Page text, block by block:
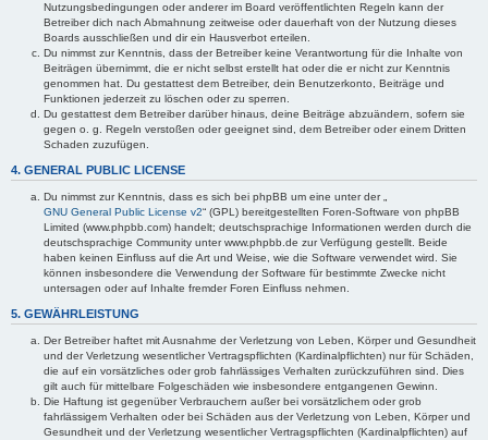
Nutzungsbedingungen oder anderer im Board veröffentlichten Regeln kann der
Betreiber dich nach Abmahnung zeitweise oder dauerhaft von der Nutzung dieses
Boards ausschließen und dir ein Hausverbot erteilen.
Du nimmst zur Kenntnis, dass der Betreiber keine Verantwortung für die Inhalte von
Beiträgen übernimmt, die er nicht selbst erstellt hat oder die er nicht zur Kenntnis
genommen hat. Du gestattest dem Betreiber, dein Benutzerkonto, Beiträge und
Funktionen jederzeit zu löschen oder zu sperren.
Du gestattest dem Betreiber darüber hinaus, deine Beiträge abzuändern, sofern sie
gegen o. g. Regeln verstoßen oder geeignet sind, dem Betreiber oder einem Dritten
Schaden zuzufügen.
4. GENERAL PUBLIC LICENSE
Du nimmst zur Kenntnis, dass es sich bei phpBB um eine unter der „
GNU General Public License v2“ (GPL) bereitgestellten Foren-Software von phpBB
Limited (www.phpbb.com) handelt; deutschsprachige Informationen werden durch die
deutschsprachige Community unter www.phpbb.de zur Verfügung gestellt. Beide
haben keinen Einfluss auf die Art und Weise, wie die Software verwendet wird. Sie
können insbesondere die Verwendung der Software für bestimmte Zwecke nicht
untersagen oder auf Inhalte fremder Foren Einfluss nehmen.
5. GEWÄHRLEISTUNG
Der Betreiber haftet mit Ausnahme der Verletzung von Leben, Körper und Gesundheit
und der Verletzung wesentlicher Vertragspflichten (Kardinalpflichten) nur für Schäden,
die auf ein vorsätzliches oder grob fahrlässiges Verhalten zurückzuführen sind. Dies
gilt auch für mittelbare Folgeschäden wie insbesondere entgangenen Gewinn.
Die Haftung ist gegenüber Verbrauchern außer bei vorsätzlichem oder grob
fahrlässigem Verhalten oder bei Schäden aus der Verletzung von Leben, Körper und
Gesundheit und der Verletzung wesentlicher Vertragspflichten (Kardinalpflichten) auf